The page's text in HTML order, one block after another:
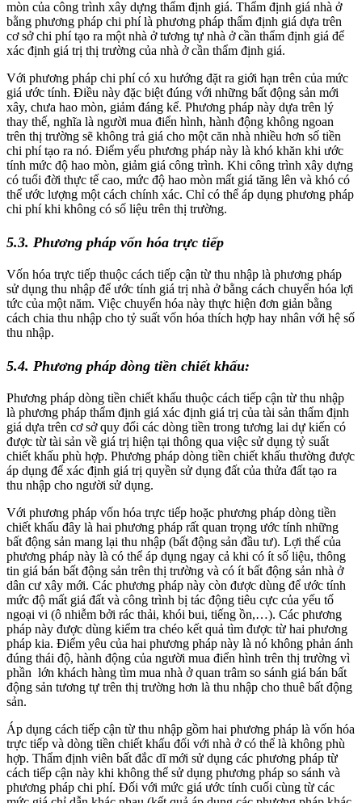
mòn của công trình xây dựng thẩm định giá. Thẩm định giá nhà ở
bằng phương pháp chi phí là phương pháp thẩm định giá dựa trên
cơ sở chi phí tạo ra một nhà ở tương tự nhà ở cần thẩm định giá để
xác định giá trị thị trường của nhà ở cần thẩm định giá.
Với phương pháp chi phí có xu hướng đặt ra giới hạn trên của mức
giá ước tính. Điều này đặc biệt đúng với những bất động sản mới
xây, chưa hao mòn, giảm đáng kể. Phương pháp này dựa trên lý
thay thế, nghĩa là người mua điển hình, hành động không ngoan
trên thị trường sẽ không trả giá cho một căn nhà nhiều hơn số tiền
chi phí tạo ra nó. Điểm yếu phương pháp này là khó khăn khi ước
tính mức độ hao mòn, giảm giá công trình. Khi công trình xây dựng
có tuổi đời thực tế cao, mức độ hao mòn mất giá tăng lên và khó có
thể ước lượng một cách chính xác. Chỉ có thể áp dụng phương pháp
chi phí khi không có số liệu trên thị trường.
5.3. Phương pháp vốn hóa trực tiếp
Vốn hóa trực tiếp thuộc cách tiếp cận từ thu nhập là phương pháp
sử dụng thu nhập để ước tính giá trị nhà ở bằng cách chuyển hóa lợi
tức của một năm. Việc chuyển hóa này thực hiện đơn giản bằng
cách chia thu nhập cho tỷ suất vốn hóa thích hợp hay nhân với hệ số
thu nhập.
5.4. Phương pháp dòng tiền chiết khấu:
Phương pháp dòng tiền chiết khấu thuộc cách tiếp cận từ thu nhập
là phương pháp thẩm định giá xác định giá trị của tài sản thẩm định
giá dựa trên cơ sở quy đổi các dòng tiền trong tương lai dự kiến có
được từ tài sản về giá trị hiện tại thông qua việc sử dụng tỷ suất
chiết khấu phù hợp. Phương pháp dòng tiền chiết khấu thường được
áp dụng để xác định giá trị quyền sử dụng đất của thửa đất tạo ra
thu nhập cho người sử dụng.
Với phương pháp vốn hóa trực tiếp hoặc phương pháp dòng tiền
chiết khấu đây là hai phương pháp rất quan trọng ước tính những
bất động sản mang lại thu nhập (bất động sản đầu tư). Lợi thế của
phương pháp này là có thể áp dụng ngay cả khi có ít số liệu, thông
tin giá bán bất động sản trên thị trường và có ít bất động sản nhà ở
dân cư xây mới. Các phương pháp này còn được dùng để ước tính
mức độ mất giá đất và công trình bị tác động tiêu cực của yếu tố
ngoại vi (ô nhiễm bởi rác thải, khói bui, tiếng ồn,…). Các phương
pháp này được dùng kiểm tra chéo kết quả tìm được từ hai phương
pháp kia. Điểm yêu của hai phương pháp này là nó không phản ánh
đúng thái độ, hành động của người mua điển hình trên thị trường vì
phần lớn khách hàng tìm mua nhà ở quan trâm so sánh giá bán bất
động sản tương tự trên thị trường hơn là thu nhập cho thuê bất động
sản.
Áp dụng cách tiếp cận từ thu nhập gồm hai phương pháp là vốn hóa
trực tiếp và dòng tiền chiết khấu đối với nhà ở có thể là không phù
hợp. Thẩm định viên bất đắc dĩ mới sử dụng các phương pháp từ
cách tiếp cận này khi không thể sử dụng phương pháp so sánh và
phương pháp chi phí. Đối với mức giá ước tính cuối cùng từ các